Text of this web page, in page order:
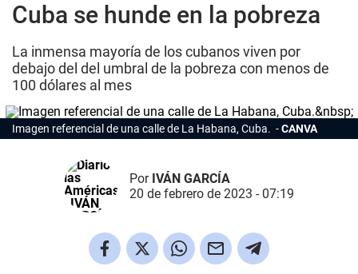
Cuba se hunde en la pobreza
La inmensa mayoría de los cubanos viven por
debajo del del umbral de la pobreza con menos de
100 dólares al mes
Imagen referencial de una calle de La Habana, Cuba. CANVA
Por IVÁN GARCÍA
20 de febrero de 2023 - 07:19